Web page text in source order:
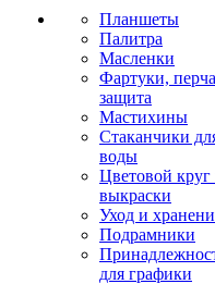
Планшеты
Палитра
Масленки
Фартуки,
защита
Мастихины
Стаканчики
воды
Цветовой круг
выкраски
Уход и
Подрамники
для графики